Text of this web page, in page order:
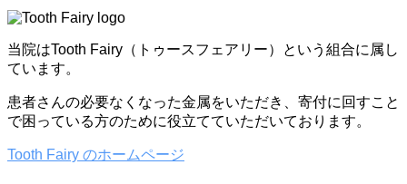
当院はTooth Fairy（トゥースフェアリー）という組合に属し
ています。
患者さんの必要なくなった金属をいただき、寄付に回すこと
で困っている方のために役立てていただいております。
Tooth Fairy のホームページ